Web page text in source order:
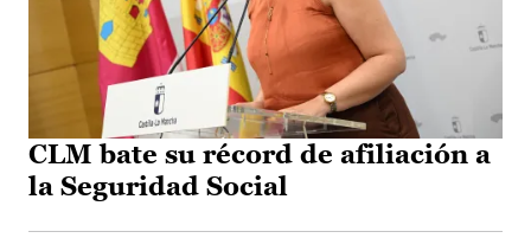
CLM bate su récord de afiliación a
la Seguridad Social